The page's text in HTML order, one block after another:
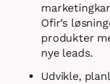
Ofir’s
produkter
nye leads.
Udvikle,